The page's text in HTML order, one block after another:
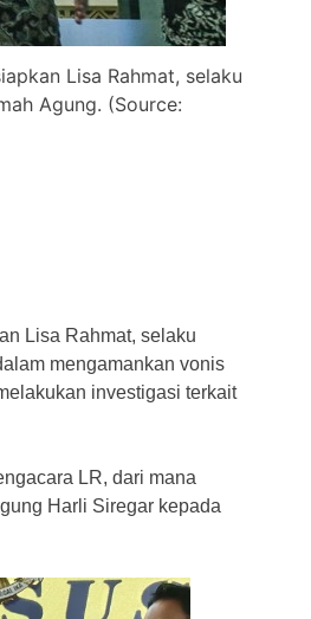
Lisa Rahmat, selaku
Agung. (Source:
Lisa Rahmat, selaku
mengamankan vonis
investigasi terkait
LR, dari mana
Harli Siregar kepada